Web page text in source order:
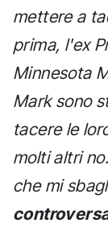
mettere a
prima, l'ex
Minnesota
Mark sono
tacere le
molti altri
che mi